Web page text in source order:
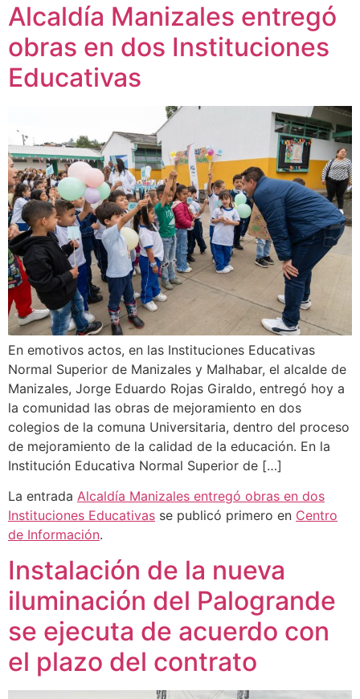
Alcaldía Manizales entregó
obras en dos Instituciones
Educativas
En emotivos actos, en las Instituciones Educativas
Normal Superior de Manizales y Malhabar, el alcalde de
Manizales, Jorge Eduardo Rojas Giraldo, entregó hoy a
la comunidad las obras de mejoramiento en dos
colegios de la comuna Universitaria, dentro del proceso
de mejoramiento de la calidad de la educación. En la
Institución Educativa Normal Superior de […]
La entrada Alcaldía Manizales entregó obras en dos
Instituciones Educativas se publicó primero en Centro
de Información.
Instalación de la nueva
iluminación del Palogrande
se ejecuta de acuerdo con
el plazo del contrato